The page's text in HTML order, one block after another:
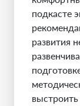
подкасте
развития